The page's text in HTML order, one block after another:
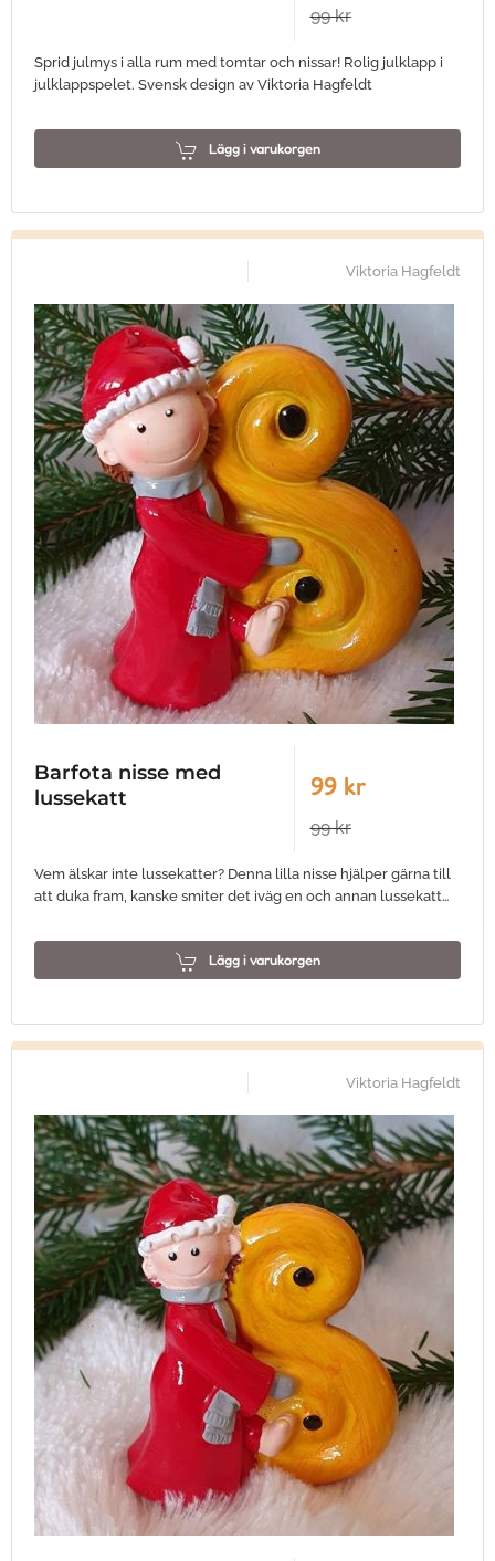
99 kr
Sprid julmys i alla rum med tomtar och nissar! Rolig julklapp i
julklappspelet. Svensk design av Viktoria Hagfeldt
Lägg i varukorgen
Viktoria Hagfeldt
Barfota nisse med
lussekatt
99 kr
99 kr
Vem älskar inte lussekatter? Denna lilla nisse hjälper gärna till
att duka fram, kanske smiter det iväg en och annan lussekatt…
Lägg i varukorgen
Viktoria Hagfeldt